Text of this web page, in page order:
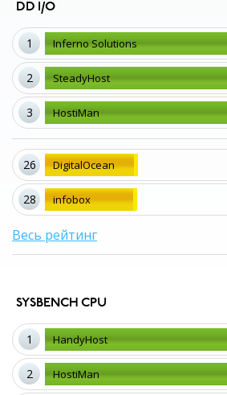
DD I/O
1 Inferno Solutions
2 SteadyHost
3 HostiMan
26 DigitalOcean
28 infobox
Весь рейтинг
SYSBENCH CPU
1 HandyHost
2 HostiMan